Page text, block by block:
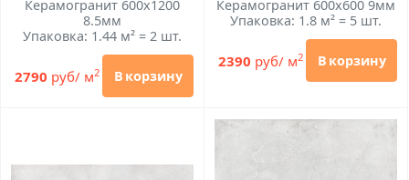
Керамогранит 600x1200
8.5мм
Упаковка: 1.44 м² = 2 шт.
2790 руб/ м2 В корзину
Керамогранит 600x600 9мм
Упаковка: 1.8 м² = 5 шт.
2390 руб/ м2 В корзину